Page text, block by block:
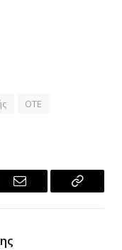
ΟΤΕ
Email
Copy